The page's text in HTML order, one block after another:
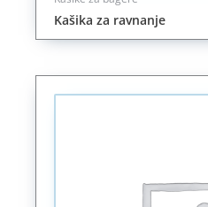
Kašika za ravnanje